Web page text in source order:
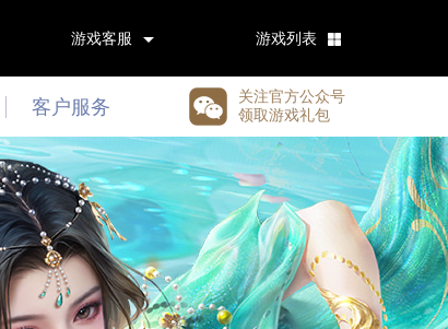
游戏列表
游戏客服
客户服务
关注官方公众号
领取游戏礼包